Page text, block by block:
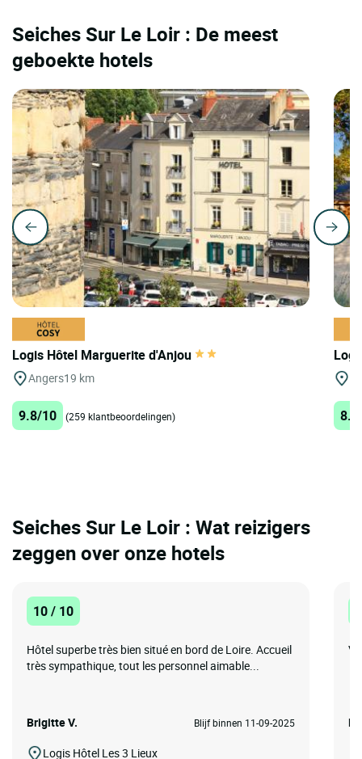
Seiches Sur Le Loir : De meest
geboekte hotels
Logis Hôtel Marguerite d'Anjou
Angers19 km
9.8/10 (259 klantbeoordelingen)
Seiches Sur Le Loir : Wat reizigers
zeggen over onze hotels
10 / 10
Hôtel superbe très bien situé en bord de Loire. Accueil
très sympathique, tout les personnel aimable...
Brigitte V. Blijf binnen 11-09-2025
Logis Hôtel Les 3 Lieux